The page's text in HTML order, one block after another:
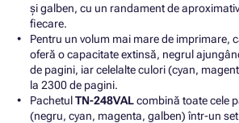
și galben, cu un randament de
fiecare.
Pentru un volum mai mare de imprimare,
oferă o capacitate extinsă, negrul
de pagini, iar celelalte culori (cyan,
la 2300 de pagini.
PachetulTN-248VALcombină toate cele
(negru, cyan, magenta, galben) într-un